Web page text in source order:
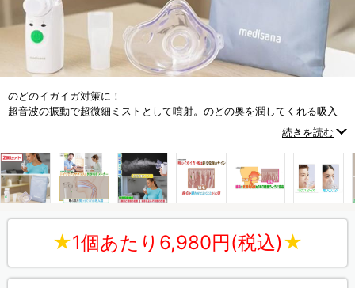
のどのイガイガ対策に！
超音波の振動で超微細ミストとして噴射。のどの奥を潤してくれる吸入
続きを読む
★1個あたり6,980円(税込)★